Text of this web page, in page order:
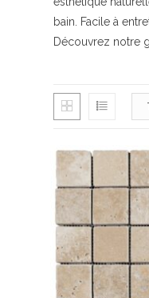
bain. Facile à
Découvrez notre